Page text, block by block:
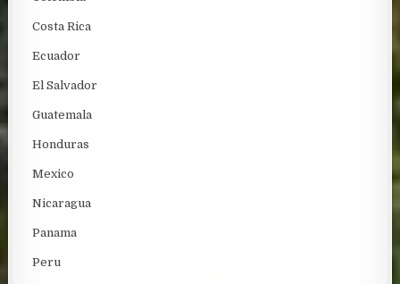
Costa Rica
Ecuador
El Salvador
Guatemala
Honduras
Mexico
Nicaragua
Panama
Peru